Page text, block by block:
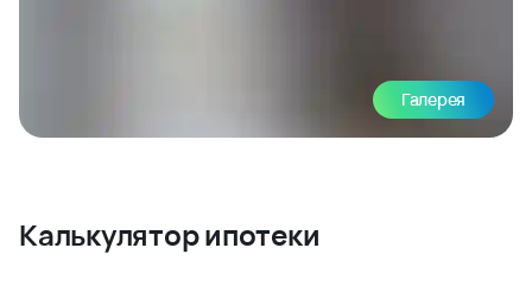
Галерея
Калькулятор ипотеки